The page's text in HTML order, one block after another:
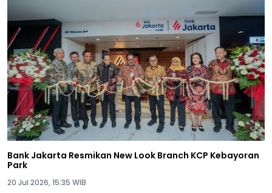
Bank Jakarta Resmikan New Look Branch KCP Kebayoran
Park
20 Jul 2026, 15:35 WIB